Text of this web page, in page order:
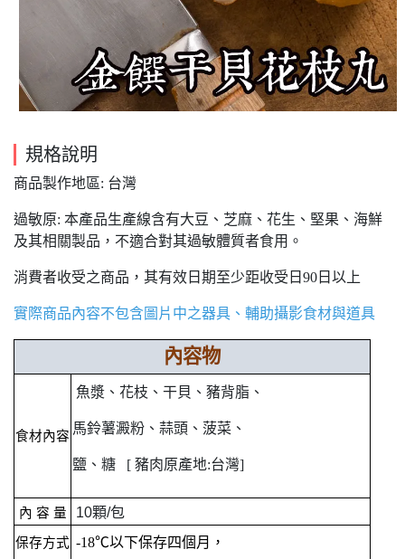
規格說明
商品製作地區: 台灣
過敏原: 本產品生產線含有大豆、芝麻、花生、堅果、海鮮
及其相關製品，不適合對其過敏體質者食用。
消費者收受之商品，其有效日期至少距收受日90日以上
實際商品內容不包含圖片中之器具、輔助攝影食材與道具
內容物
食材內容
魚漿、花枝、干貝、豬背脂、
馬鈴薯澱粉、蒜頭、菠菜、
鹽、糖 [ 豬肉原產地:台灣]
內 容 量 10顆/包
保存方式 -18℃以下保存四個月，